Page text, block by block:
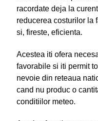
racordate deja la
reducerea costurilor la
si, fireste, eficienta.
Acestea iti ofera
favorabile si iti permit
nevoie din reteaua
cand nu produc o
conditiilor meteo.